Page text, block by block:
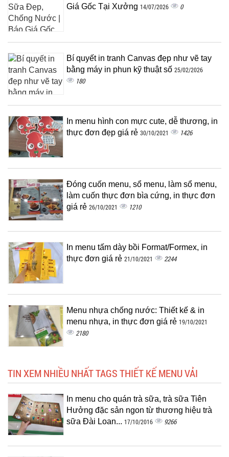
Giá Gốc Tại Xưởng 14/07/2026 0
Bí quyết in tranh Canvas đẹp như vẽ tay
bằng máy in phun kỹ thuật số 25/02/2026
180
In menu hình con mực cute, dễ thương, in
thực đơn đẹp giá rẻ 30/10/2021 1426
Đóng cuốn menu, sổ menu, làm sổ menu,
làm cuốn thực đơn bìa cứng, in thực đơn
giá rẻ 26/10/2021 1210
In menu tấm dày bồi Format/Formex, in
thực đơn giá rẻ 21/10/2021 2244
Menu nhựa chống nước: Thiết kế & in
menu nhựa, in thực đơn giá rẻ 19/10/2021
2180
TIN XEM NHIỀU NHẤT TAGS THIẾT KẾ MENU VẢI
In menu cho quán trà sữa, trà sữa Tiên
Hưởng đặc sản ngon từ thương hiệu trà
sữa Đài Loan... 17/10/2016 9266